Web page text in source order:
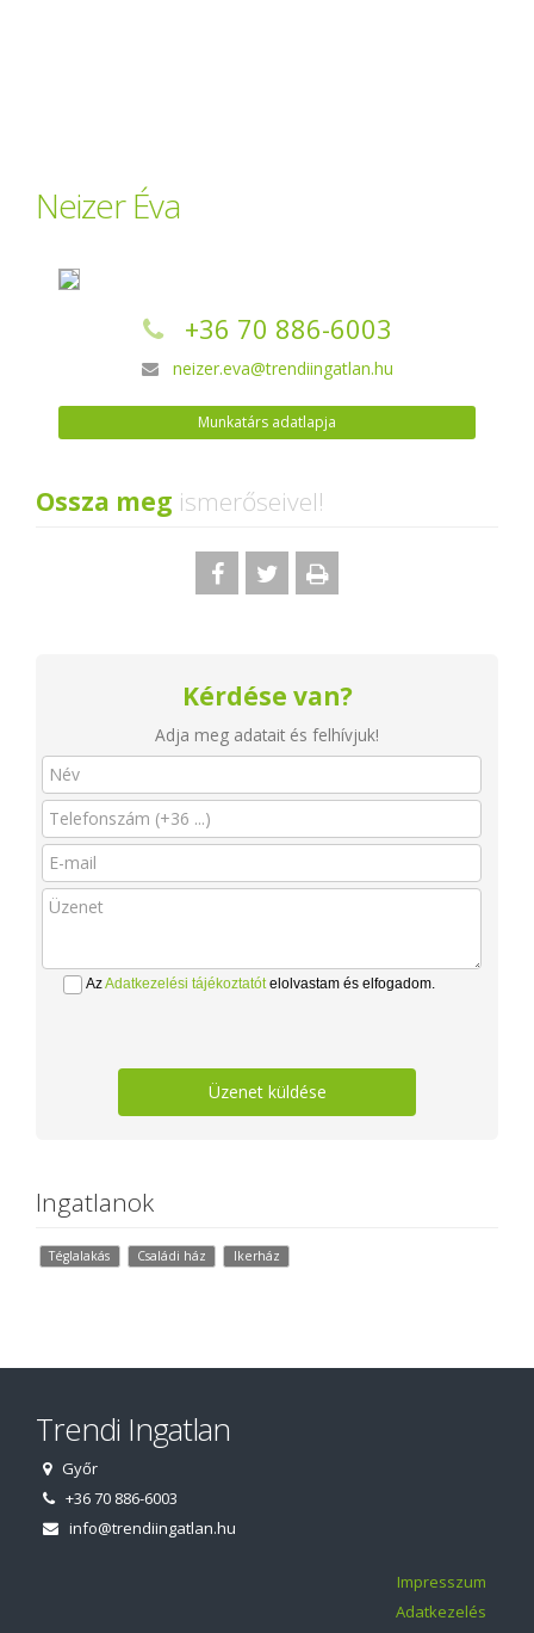
Neizer Éva
+36 70 886-6003
neizer.eva@trendiingatlan.hu
Munkatárs adatlapja
Ossza meg ismerőseivel!
Kérdése van?
Adja meg adatait és felhívjuk!
AzAdatkezelési tájékoztatótelolvastam és elfogadom.
Üzenet küldése
Ingatlanok
Téglalakás Családi ház Ikerház
Trendi Ingatlan
Győr
+36 70 886-6003
info@trendiingatlan.hu
Impresszum
Adatkezelés